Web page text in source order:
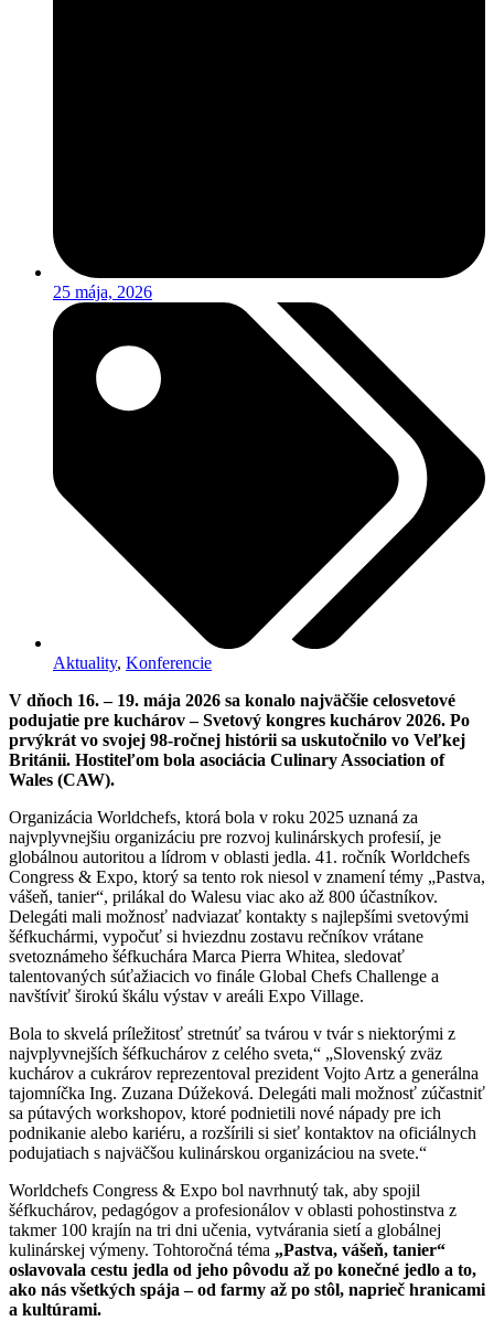
25 mája, 2026
Aktuality, Konferencie
V dňoch 16. – 19. mája 2026 sa konalo najväčšie celosvetové
podujatie pre kuchárov – Svetový kongres kuchárov 2026. Po
prvýkrát vo svojej 98-ročnej histórii sa uskutočnilo vo Veľkej
Británii. Hostiteľom bola asociácia Culinary Association of
Wales (CAW).
Organizácia Worldchefs, ktorá bola v roku 2025 uznaná za
najvplyvnejšiu organizáciu pre rozvoj kulinárskych profesií, je
globálnou autoritou a lídrom v oblasti jedla. 41. ročník Worldchefs
Congress & Expo, ktorý sa tento rok niesol v znamení témy „Pastva,
vášeň, tanier“, prilákal do Walesu viac ako až 800 účastníkov.
Delegáti mali možnosť nadviazať kontakty s najlepšími svetovými
šéfkuchármi, vypočuť si hviezdnu zostavu rečníkov vrátane
svetoznámeho šéfkuchára Marca Pierra Whitea, sledovať
talentovaných súťažiacich vo finále Global Chefs Challenge a
navštíviť širokú škálu výstav v areáli Expo Village.
Bola to skvelá príležitosť stretnúť sa tvárou v tvár s niektorými z
najvplyvnejších šéfkuchárov z celého sveta,“ „Slovenský zväz
kuchárov a cukrárov reprezentoval prezident Vojto Artz a generálna
tajomníčka Ing. Zuzana Dúžeková. Delegáti mali možnosť zúčastniť
sa pútavých workshopov, ktoré podnietili nové nápady pre ich
podnikanie alebo kariéru, a rozšírili si sieť kontaktov na oficiálnych
podujatiach s najväčšou kulinárskou organizáciou na svete.“
Worldchefs Congress & Expo bol navrhnutý tak, aby spojil
šéfkuchárov, pedagógov a profesionálov v oblasti pohostinstva z
takmer 100 krajín na tri dni učenia, vytvárania sietí a globálnej
kulinárskej výmeny. Tohtoročná téma „Pastva, vášeň, tanier“
oslavovala cestu jedla od jeho pôvodu až po konečné jedlo a to,
ako nás všetkých spája – od farmy až po stôl, naprieč hranicami
a kultúrami.